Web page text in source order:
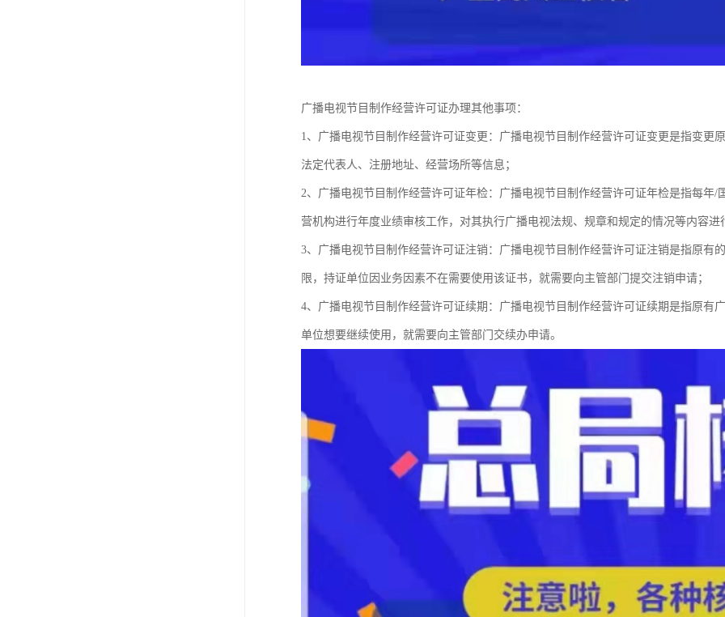
广播电视节目制作经营许可证办理其他事项：
1、广播电视节目制作经营许可证变更：广播电视节目制作经营许可证变更是指变更
法定代表人、注册地址、经营场所等信息；
2、广播电视节目制作经营许可证年检：广播电视节目制作经营许可证年检是指每年
营机构进行年度业绩审核工作，对其执行广播电视法规、规章和规定的情况等内容
3、广播电视节目制作经营许可证注销：广播电视节目制作经营许可证注销是指原有
限，持证单位因业务因素不在需要使用该证书，就需要向主管部门提交注销申请；
4、广播电视节目制作经营许可证续期：广播电视节目制作经营许可证续期是指原有
单位想要继续使用，就需要向主管部门交续办申请。